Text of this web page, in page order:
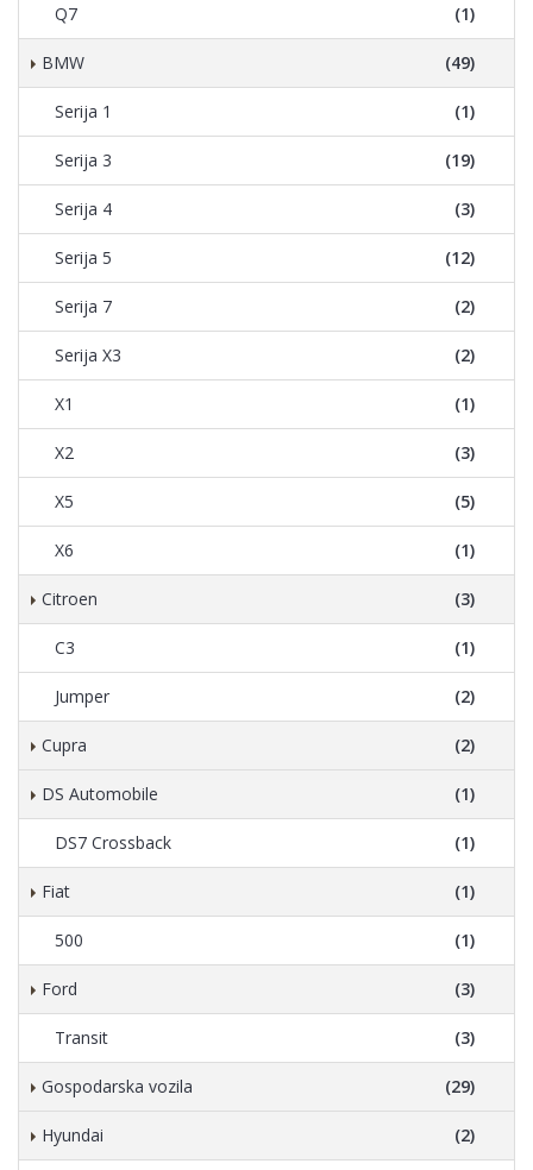
Q7 (1)
BMW (49)
Serija 1 (1)
Serija 3 (19)
Serija 4 (3)
Serija 5 (12)
Serija 7 (2)
Serija X3 (2)
X1 (1)
X2 (3)
X5 (5)
X6 (1)
Citroen (3)
C3 (1)
Jumper (2)
Cupra (2)
DS Automobile (1)
DS7 Crossback (1)
Fiat (1)
500 (1)
Ford (3)
Transit (3)
Gospodarska vozila (29)
Hyundai (2)